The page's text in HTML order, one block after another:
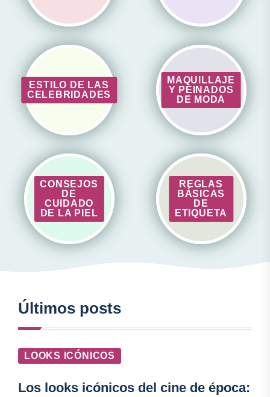
ESTILO DE LAS
CELEBRIDADES
MAQUILLAJE
Y PEINADOS
DE MODA
CONSEJOS
DE
CUIDADO
DE LA PIEL
REGLAS
BÁSICAS
DE
ETIQUETA
Últimos posts
LOOKS ICÓNICOS
Los looks icónicos del cine de época: